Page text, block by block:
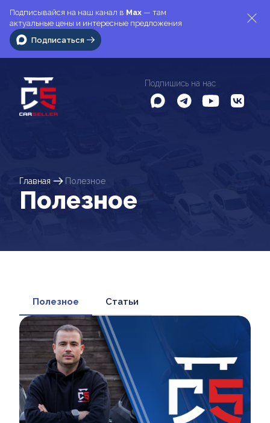
Подписывайся на наш канал в Max — там
актуальные цены и интересные предложения
Подписаться
Подпишись на нас
Главная Полезное
Полезное
Полезное Статьи